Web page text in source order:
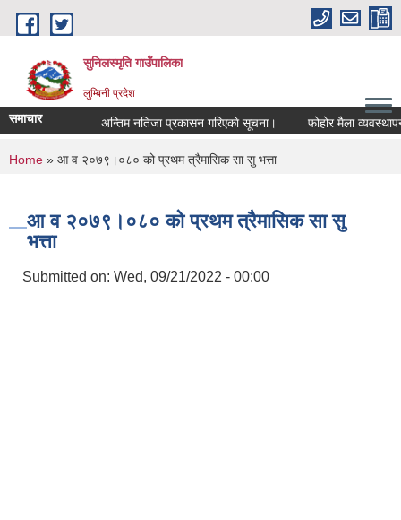
Skip to main content
सुनिलस्मृति गाउँपालिका
लुम्बिनी प्रदेश
समाचार अन्तिम नतिजा प्रकासन गरिएकाे सूचना। फोहोर मैला व्यवस्थापन
You are here
Home » आ व २०७९।०८० को प्रथम त्रैमासिक सा सु भत्ता
आ व २०७९।०८० को प्रथम त्रैमासिक सा सु
भत्ता
Submitted on: Wed, 09/21/2022 - 00:00